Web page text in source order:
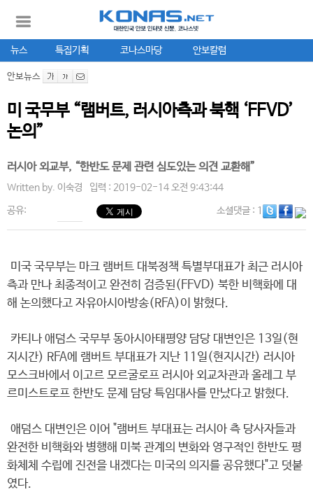
뉴스 특집기획 코나스마당 안보칼럼
안보뉴스
미 국무부 “램버트, 러시아측과 북핵 ‘FFVD’
논의”
러시아 외교부, “한반도 문제 관련 심도있는 의견 교환해”
Written by. 이숙경 입력 : 2019-02-14 오전 9:43:44
공유: 소셜댓글: 1
미국 국무부는 마크 램버트 대북정책 특별부대표가 최근 러시아
측과 만나 최종적이고 완전히 검증된(FFVD) 북한 비핵화에 대
해 논의했다고 자유아시아방송(RFA)이 밝혔다.
카티나 애덤스 국무부 동아시아태평양 담당 대변인은 13일(현
지시간) RFA에 램버트 부대표가 지난 11일(현지시간) 러시아
모스크바에서 이고르 모르굴로프 러시아 외교차관과 올레그 부
르미스트로프 한반도 문제 담당 특임대사를 만났다고 밝혔다.
애덤스 대변인은 이어 "램버트 부대표는 러시아 측 당사자들과
완전한 비핵화와 병행해 미북 관계의 변화와 영구적인 한반도 평
화체체 수립에 진전을 내겠다는 미국의 의지를 공유했다"고 덧붙
였다.